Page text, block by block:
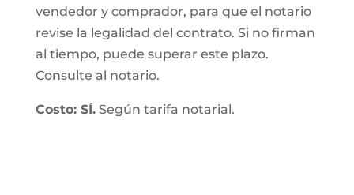
vendedor y comprador, para que el notario
revise la legalidad del contrato. Si no firman
al tiempo, puede superar este plazo.
Consulte al notario.
Costo: SÍ.Según tarifa notarial.